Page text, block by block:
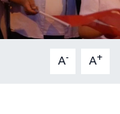
A- A+